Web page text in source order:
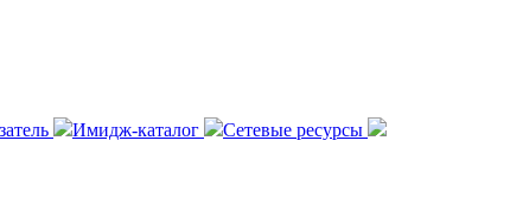
Имидж-каталог
Сетевые ресурсы